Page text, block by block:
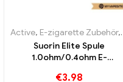
Active, E-zigarette Zubehör,
Suorin Elite Spule
1.0ohm/0.4ohm E-
€3.98